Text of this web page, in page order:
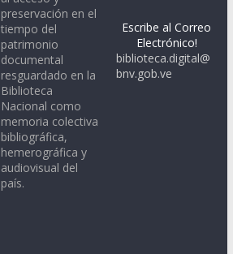
preservación en el
tiempo del
patrimonio
documental
resguardado en la
Biblioteca
Nacional como
memoria colectiva
bibliográfica,
hemerográfica y
audiovisual del
país.
Escribe al Correo
Electrónico!
biblioteca.digital@
bnv.gob.ve